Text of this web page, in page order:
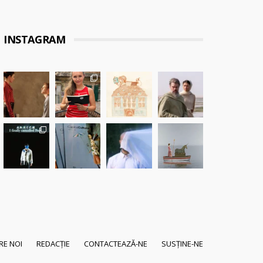
INSTAGRAM
NOI REDACȚIE CONTACTEAZĂ-NE SUSȚINE-NE